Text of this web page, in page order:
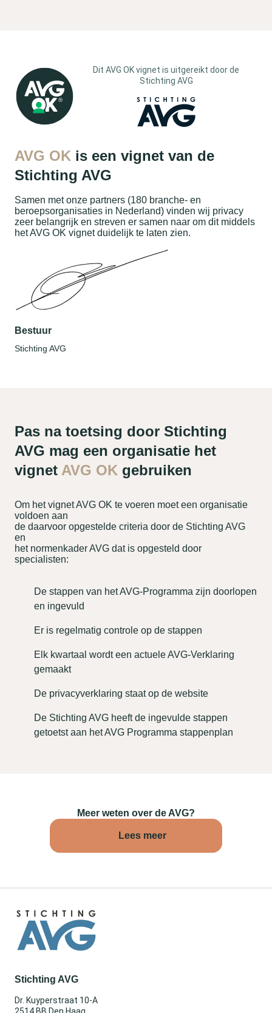
Dit AVG OK vignet is uitgereikt door de
Stichting AVG
AVG OK is een vignet van de
Stichting AVG
Samen met onze partners (180 branche- en
beroepsorganisaties in Nederland) vinden wij privacy
zeer belangrijk en streven er samen naar om dit middels
het AVG OK vignet duidelijk te laten zien.
Bestuur
Stichting AVG
Pas na toetsing door Stichting
AVG mag een organisatie het
vignet AVG OK gebruiken
Om het vignet AVG OK te voeren moet een organisatie
voldoen aan
de daarvoor opgestelde criteria door de Stichting AVG
en
het normenkader AVG dat is opgesteld door
specialisten:
De stappen van het AVG-Programma zijn doorlopen
en ingevuld
Er is regelmatig controle op de stappen
Elk kwartaal wordt een actuele AVG-Verklaring
gemaakt
De privacyverklaring staat op de website
De Stichting AVG heeft de ingevulde stappen
getoetst aan het AVG Programma stappenplan
Meer weten over de AVG?
Lees meer
Stichting AVG
Dr. Kuyperstraat 10-A